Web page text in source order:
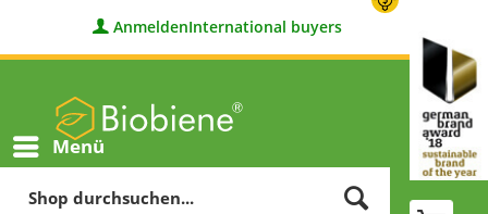
AnmeldenInternational buyers
Menü